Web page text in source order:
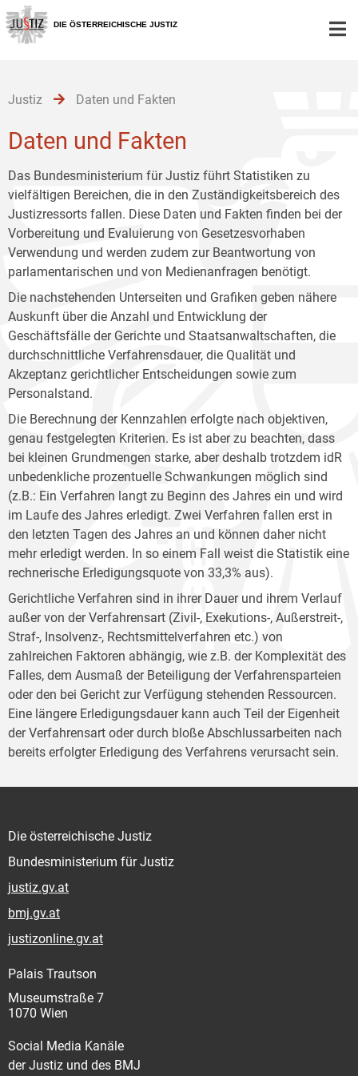
Zur
Hauptnavigation
[1]
Zum
Inhalt
[2]
Zum
Untermenü
[3]
DIE ÖSTERREICHISCHE JUSTIZ
Justiz Daten und Fakten
Daten und Fakten
Das Bundesministerium für Justiz führt Statistiken zu
vielfältigen Bereichen, die in den Zuständigkeitsbereich des
Justizressorts fallen. Diese Daten und Fakten finden bei der
Vorbereitung und Evaluierung von Gesetzesvorhaben
Verwendung und werden zudem zur Beantwortung von
parlamentarischen und von Medienanfragen benötigt.
Die nachstehenden Unterseiten und Grafiken geben nähere
Auskunft über die Anzahl und Entwicklung der
Geschäftsfälle der Gerichte und Staatsanwaltschaften, die
durchschnittliche Verfahrensdauer, die Qualität und
Akzeptanz gerichtlicher Entscheidungen sowie zum
Personalstand.
Die Berechnung der Kennzahlen erfolgte nach objektiven,
genau festgelegten Kriterien. Es ist aber zu beachten, dass
bei kleinen Grundmengen starke, aber deshalb trotzdem idR
unbedenkliche prozentuelle Schwankungen möglich sind
(z.B.: Ein Verfahren langt zu Beginn des Jahres ein und wird
im Laufe des Jahres erledigt. Zwei Verfahren fallen erst in
den letzten Tagen des Jahres an und können daher nicht
mehr erledigt werden. In so einem Fall weist die Statistik eine
rechnerische Erledigungsquote von 33,3% aus).
Gerichtliche Verfahren sind in ihrer Dauer und ihrem Verlauf
außer von der Verfahrensart (Zivil-, Exekutions-, Außerstreit-,
Straf-, Insolvenz-, Rechtsmittelverfahren etc.) von
zahlreichen Faktoren abhängig, wie z.B. der Komplexität des
Falles, dem Ausmaß der Beteiligung der Verfahrensparteien
oder den bei Gericht zur Verfügung stehenden Ressourcen.
Eine längere Erledigungsdauer kann auch Teil der Eigenheit
der Verfahrensart oder durch bloße Abschlussarbeiten nach
bereits erfolgter Erledigung des Verfahrens verursacht sein.
Die österreichische Justiz
Bundesministerium für Justiz
justiz.gv.at
bmj.gv.at
justizonline.gv.at
Palais Trautson
Museumstraße 7
1070 Wien
Social Media Kanäle
der Justiz und des BMJ